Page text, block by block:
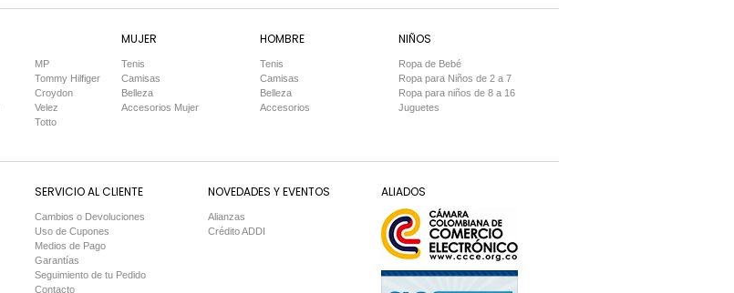
MP
Tommy Hilfiger
Croydon
Velez
Totto
MUJER
Tenis
Camisas
Belleza
Accesorios Mujer
HOMBRE
Tenis
Camisas
Belleza
Accesorios
NIÑOS
Ropa de Bebé
Ropa para Niños de 2 a 7
Ropa para niños de 8 a 16
Juguetes
SERVICIO AL CLIENTE
Cambios o Devoluciones
Uso de Cupones
Medios de Pago
Garantías
Seguimiento de tu Pedido
Contacto
NOVEDADES Y EVENTOS
Alianzas
Crédito ADDI
ALIADOS